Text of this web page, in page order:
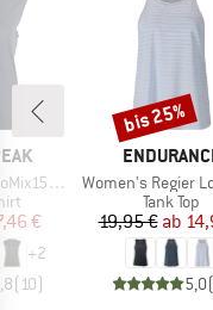
Loose Tank
Preis
€
+2
(10)
MARKE
Artikel
Women's Regier Loose
Tank Top
Preis
19,95 € ab
5,0(
Rabatt
bis 25%